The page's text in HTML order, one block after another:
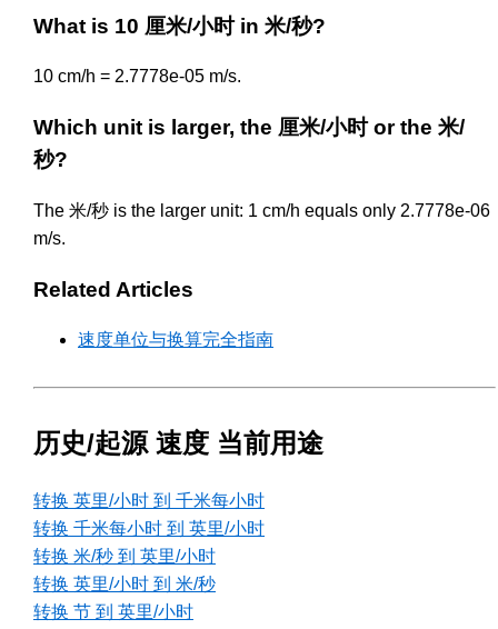
What is 10 厘米/小时 in 米/秒?
10 cm/h = 2.7778e-05 m/s.
Which unit is larger, the 厘米/小时 or the 米/
秒?
The 米/秒 is the larger unit: 1 cm/h equals only 2.7778e-06
m/s.
Related Articles
速度单位与换算完全指南
历史/起源 速度 当前用途
转换 英里/小时 到 千米每小时
转换 千米每小时 到 英里/小时
转换 米/秒 到 英里/小时
转换 英里/小时 到 米/秒
转换 节 到 英里/小时